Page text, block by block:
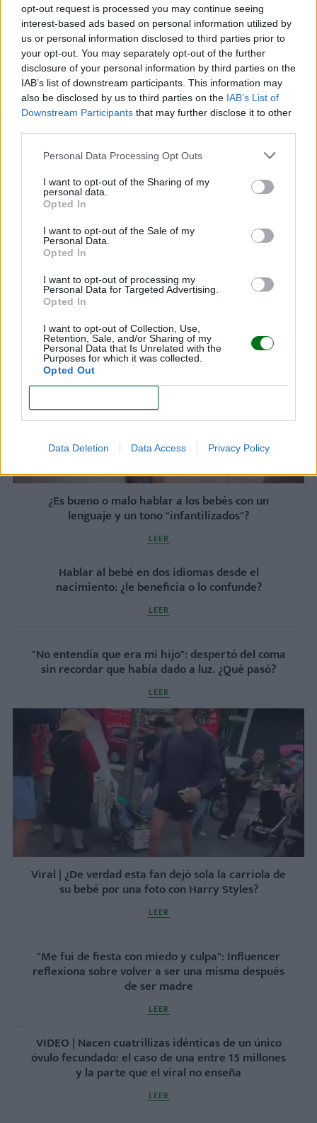
opt-out request is processed you may continue seeing
interest-based ads based on personal information utilized by
us or personal information disclosed to third parties prior to
your opt-out. You may separately opt-out of the further
disclosure of your personal information by third parties on the
IAB’s list of downstream participants. This information may
also be disclosed by us to third parties on the IAB’s List of
Downstream Participants that may further disclose it to other
Personal Data Processing Opt Outs
I want to opt-out of the Sharing of my
personal data.
Opted In
I want to opt-out of the Sale of my
Personal Data.
Opted In
I want to opt-out of processing my
Personal Data for Targeted Advertising.
Opted In
I want to opt-out of Collection, Use,
Retention, Sale, and/or Sharing of my
Personal Data that Is Unrelated with the
Purposes for which it was collected.
Opted Out
Data Deletion Data Access Privacy Policy
¿Es legal en México recurrir a inseminación
artificial siendo soltera?
Sí. En la mayoría de las clínicas no se exige estar
casada o tener pareja para acceder a estos
tratamientos.
¿Qué edad es recomendable para congelar óvulos?
de los óvulos disminuye con la edad. Sin embargo,
se puede evaluar caso por caso.
Te puede interesar…
¿Es bueno o malo hablar a los bebés con un
lenguaje y un tono "infantilizados"?
LEER
Hablar al bebé en dos idiomas desde el
nacimiento: ¿le beneficia o lo confunde?
LEER
"No entendía que era mi hijo": despertó del coma
sin recordar que había dado a luz. ¿Qué pasó?
LEER
Viral | ¿De verdad esta fan dejó sola la carriola de
su bebé por una foto con Harry Styles?
LEER
"Me fui de fiesta con miedo y culpa": Influencer
reflexiona sobre volver a ser una misma después
de ser madre
LEER
VIDEO | Nacen cuatrillizas idénticas de un único
óvulo fecundado: el caso de una entre 15 millones
y la parte que el viral no enseña
LEER